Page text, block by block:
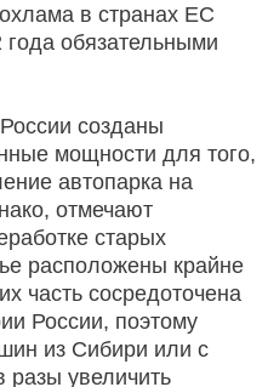
в странах ЕС
года обязательными
созданы
мощности для того,
автопарка на
отмечают
старых
расположены крайне
часть сосредоточена
России, поэтому
из Сибири или с
разы увеличить